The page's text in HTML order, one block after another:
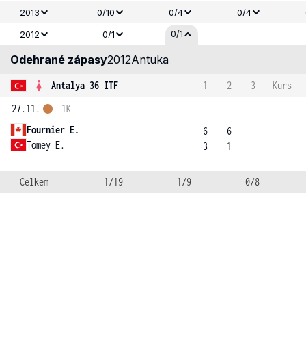
2013
0/10 0/4 0/4
2012
0/1 0/1 -
Odehrané zápasy2012Antuka
Antalya 36 ITF 1 2 3
Kurs
27.11.
Fournier E.
Tomey E.
1K
6
3
6
1
Celkem 1/19 1/9 0/8